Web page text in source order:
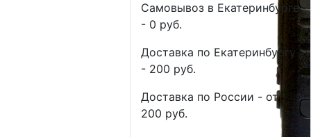
Самовывоз в Екатеринбурге
- 0 руб.
Доставка по Екатеринбургу
- 200 руб.
Доставка по России - от
200 руб.